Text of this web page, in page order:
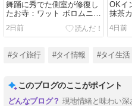
舞踊に秀でた側室が修復し
たお寺：ワット ボロムニワ
ート
2日前
OKイ
抹茶
4日前
#タイ旅行 #タイ情報 #タイ生活
このブログのここがポイント
現地情緒と味わい